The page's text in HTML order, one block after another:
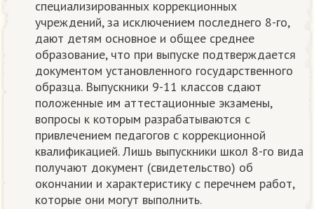
специализированных коррекционных
учреждений, за исключением последнего 8-го,
дают детям основное и общее среднее
образование, что при выпуске подтверждается
документом установленного государственного
образца. Выпускники 9-11 классов сдают
положенные им аттестационные экзамены,
вопросы к которым разрабатываются с
привлечением педагогов с коррекционной
квалификацией. Лишь выпускники школ 8-го вида
получают документ (свидетельство) об
окончании и характеристику с перечнем работ,
которые они могут выполнить.